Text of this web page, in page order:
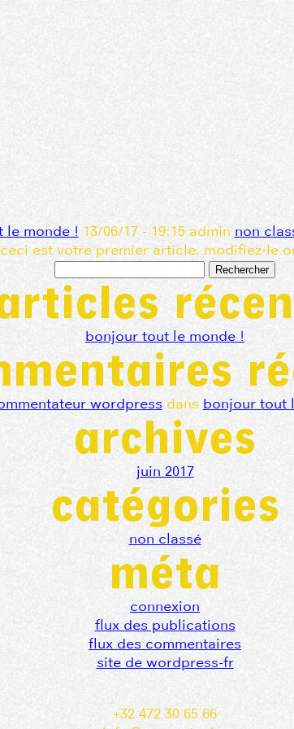
le monde ! 13/06/17 - 19:15 admin non
est votre premier article. modifiez-le
bonjour tout le monde !
wordpress dans bonjour tout
archives
juin 2017
catégories
non classé
méta
connexion
flux des publications
flux des commentaires
site de wordpress-fr
+32 472 30 65 66